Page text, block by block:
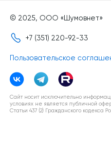
© 2025, ООО «Шумовнет»
+7 (351) 220-92-33
Пользовательское
Сайт носит исключительно
условиях не является публичной
Статьи 437 (2) Гражданского кодекса